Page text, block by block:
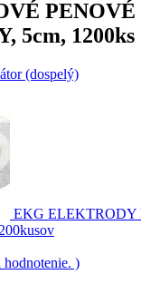
5cm, 1200ks
(dospelý)
EKG
)